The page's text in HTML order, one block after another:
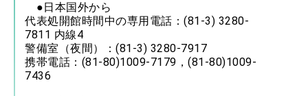
●日本国外から
代表処開館時間中の専用電話：(81-3) 3280-
7811 内線4
警備室（夜間）：(81-3) 3280-7917
携帯電話：(81-80)1009-7179，(81-80)1009-
7436